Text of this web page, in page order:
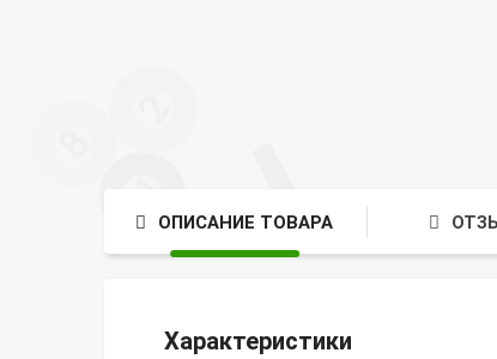
ОПИСАНИЕ ТОВАРА
Характеристики